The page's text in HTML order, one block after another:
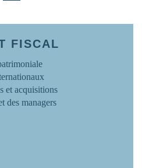
FISCAL
et acquisitions
des managers